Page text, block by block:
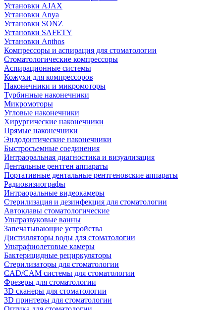
Установки AJAX
Установки Anya
Установки SONZ
Установки SAFETY
Установки Anthos
Компрессоры и аспирация для стоматологии
Стоматологические компрессоры
Аспирационные системы
Кожухи для компрессоров
Наконечники и микромоторы
Турбинные наконечники
Микромоторы
Угловые наконечники
Хирургические наконечники
Прямые наконечники
Эндодонтические наконечники
Быстросъемные соединения
Интраоральная диагностика и визуализация
Дентальные рентген аппараты
Портативные дентальные рентгеновские аппараты
Радиовизиографы
Интраоральные видеокамеры
Стерилизация и дезинфекция для стоматологии
Автоклавы стоматологические
Ультразвуковые ванны
Запечатывающие устройства
Дистилляторы воды для стоматологии
Ультрафиолетовые камеры
Бактерицидные рециркуляторы
Стерилизаторы для стоматологии
CAD/CAM системы для стоматологии
Фрезеры для стоматологии
3D cканеры для стоматологии
3D принтеры для стоматологии